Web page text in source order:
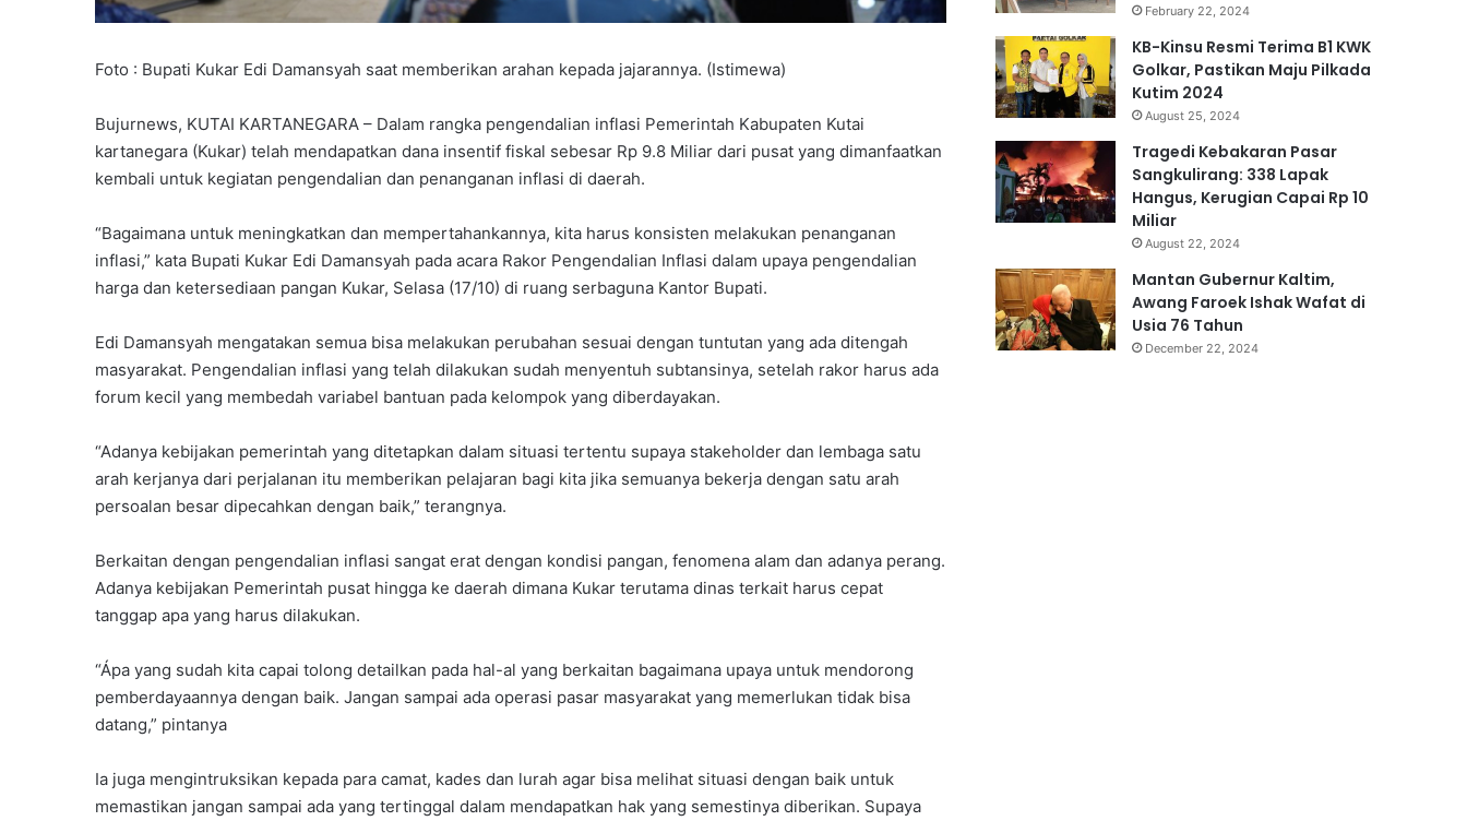
Foto : Bupati Kukar Edi Damansyah saat memberikan arahan kepada jajarannya. (Istimewa)
Bujurnews, KUTAI KARTANEGARA – Dalam rangka pengendalian inflasi Pemerintah Kabupaten Kutai
kartanegara (Kukar) telah mendapatkan dana insentif fiskal sebesar Rp 9.8 Miliar dari pusat yang dimanfaatkan
kembali untuk kegiatan pengendalian dan penanganan inflasi di daerah.
“Bagaimana untuk meningkatkan dan mempertahankannya, kita harus konsisten melakukan penanganan
inflasi,” kata Bupati Kukar Edi Damansyah pada acara Rakor Pengendalian Inflasi dalam upaya pengendalian
harga dan ketersediaan pangan Kukar, Selasa (17/10) di ruang serbaguna Kantor Bupati.
Edi Damansyah mengatakan semua bisa melakukan perubahan sesuai dengan tuntutan yang ada ditengah
masyarakat. Pengendalian inflasi yang telah dilakukan sudah menyentuh subtansinya, setelah rakor harus ada
forum kecil yang membedah variabel bantuan pada kelompok yang diberdayakan.
“Adanya kebijakan pemerintah yang ditetapkan dalam situasi tertentu supaya stakeholder dan lembaga satu
arah kerjanya dari perjalanan itu memberikan pelajaran bagi kita jika semuanya bekerja dengan satu arah
persoalan besar dipecahkan dengan baik,” terangnya.
Berkaitan dengan pengendalian inflasi sangat erat dengan kondisi pangan, fenomena alam dan adanya perang.
Adanya kebijakan Pemerintah pusat hingga ke daerah dimana Kukar terutama dinas terkait harus cepat
tanggap apa yang harus dilakukan.
“Ápa yang sudah kita capai tolong detailkan pada hal-al yang berkaitan bagaimana upaya untuk mendorong
pemberdayaannya dengan baik. Jangan sampai ada operasi pasar masyarakat yang memerlukan tidak bisa
datang,” pintanya
Ia juga mengintruksikan kepada para camat, kades dan lurah agar bisa melihat situasi dengan baik untuk
memastikan jangan sampai ada yang tertinggal dalam mendapatkan hak yang semestinya diberikan. Supaya
February 22, 2024
KB-Kinsu Resmi Terima B1 KWK
Golkar, Pastikan Maju Pilkada
Kutim 2024
August 25, 2024
Tragedi Kebakaran Pasar
Sangkulirang: 338 Lapak
Hangus, Kerugian Capai Rp 10
Miliar
August 22, 2024
Mantan Gubernur Kaltim,
Awang Faroek Ishak Wafat di
Usia 76 Tahun
December 22, 2024